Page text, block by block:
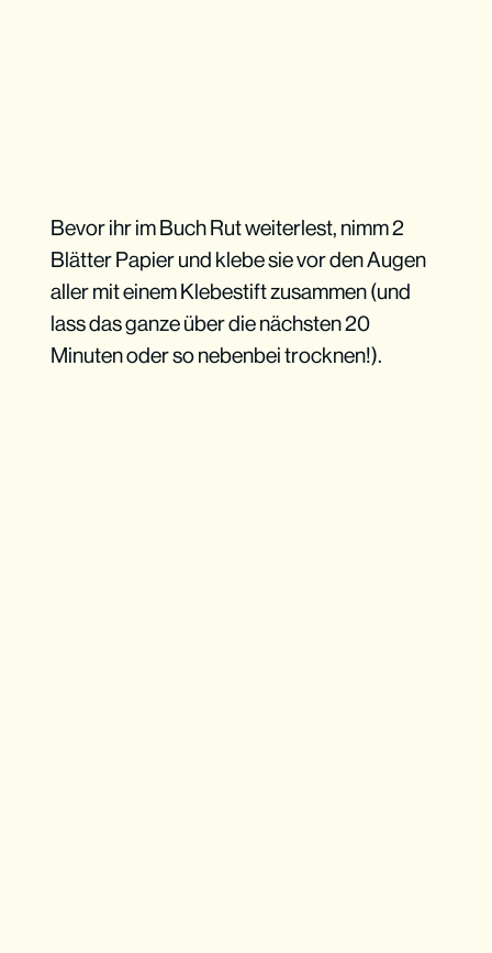
Bevor ihr im Buch Rut weiterlest, nimm 2
Blätter Papier und klebe sie vor den Augen
aller mit einem Klebestift zusammen (und
lass das ganze über die nächsten 20
Minuten oder so nebenbei trocknen!).